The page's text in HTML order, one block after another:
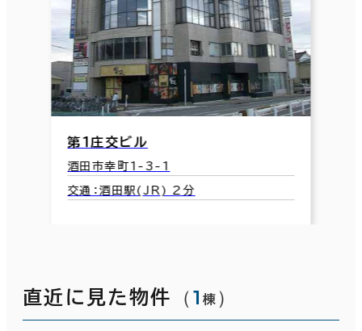
第１庄交ビル
酒田市幸町1-3-1
交通：酒田駅(JR) 2分
直近に見た物件 （1 棟 ）